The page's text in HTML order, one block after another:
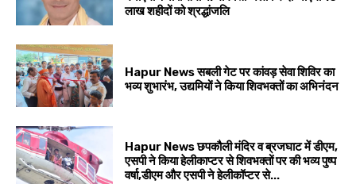
लाख शहीदों को श्रद्धांजलि
Hapur News सबली गेट पर कांवड़ सेवा शिविर का
भव्य शुभारंभ, उद्यमियों ने किया शिवभक्तों का अभिनंदन
Hapur News छपकौली मंदिर व ब्रजघाट में डीएम,
एसपी ने किया हेलीकाप्टर से शिवभक्तों पर की भव्य पुष्प
वर्षा,डीएम और एसपी ने हेलीकॉप्टर से...